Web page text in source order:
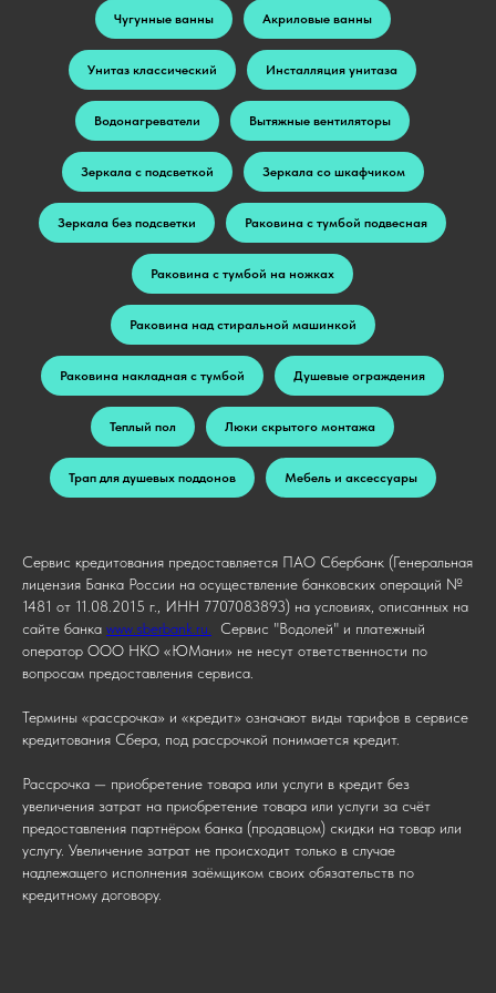
Чугунные ванны Акриловые ванны
Унитаз классический Инсталляция унитаза
Водонагреватели Вытяжные вентиляторы
Зеркала с подсветкой Зеркала со шкафчиком
Зеркала без подсветки Раковина с тумбой подвесная
Раковина с тумбой на ножках
Раковина над стиральной машинкой
Раковина накладная с тумбой Душевые ограждения
Теплый пол Люки скрытого монтажа
Трап для душевых поддонов Мебель и аксессуары
Сервис кредитования предоставляется ПАО Сбербанк (Генеральная
лицензия Банка России на осуществление банковских операций №
1481 от 11.08.2015 г., ИНН 7707083893) на условиях, описанных на
сайте банка www.sberbank.ru.
Сервис "Водолей" и платежный
оператор ООО НКО «ЮМани» не несут ответственности по
вопросам предоставления сервиса.
Термины «рассрочка» и «кредит» означают виды тарифов в сервисе
кредитования Сбера, под рассрочкой понимается кредит.
Рассрочка — приобретение товара или услуги в кредит без
увеличения затрат на приобретение товара или услуги за счёт
предоставления партнёром банка (продавцом) скидки на товар или
услугу. Увеличение затрат не происходит только в случае
надлежащего исполнения заёмщиком своих обязательств по
кредитному договору.